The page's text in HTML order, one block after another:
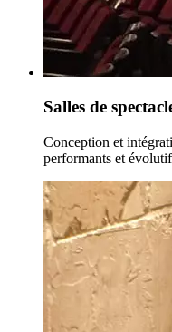
Salles de
Conception et
performants et